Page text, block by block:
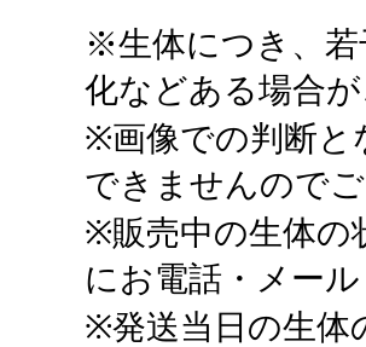
※生体につき、若
化などある場合
※画像での判断と
できませんので
※販売中の生体の
にお電話・メー
※発送当日の生体